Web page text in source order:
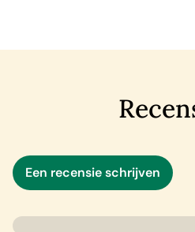
Tegelijkertijd maakt een
enige persoon die de moorden
alles aan doen om
vermoorden. En dat maakt het
niet makkelijk...
Een recensie schrijven